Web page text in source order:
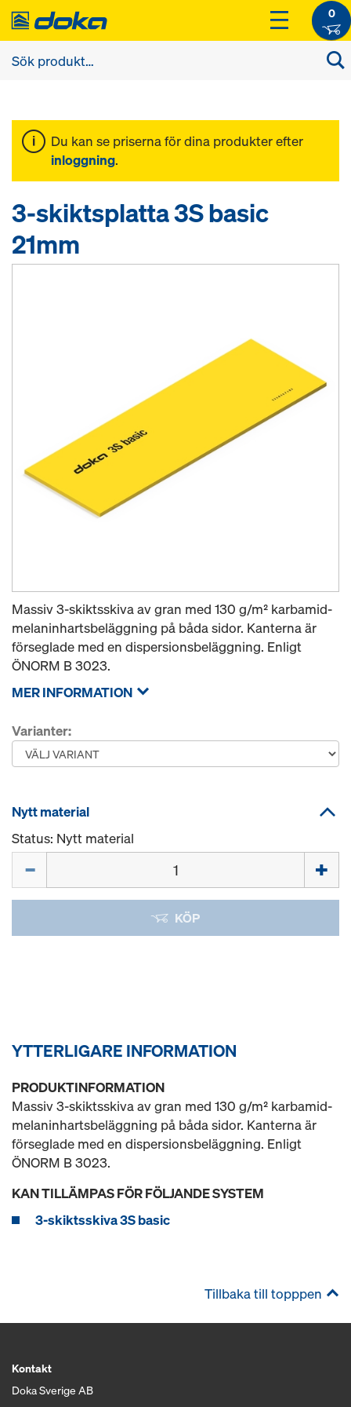
0
Du kan se priserna för dina produkter efter
inloggning.
3-skiktsplatta 3S basic
21mm
Massiv 3-skiktsskiva av gran med 130 g/m² karbamid-
melaninhartsbeläggning på båda sidor. Kanterna är
förseglade med en dispersionsbeläggning. Enligt
ÖNORM B 3023.
MER INFORMATION
Varianter:
Nytt material
Status: Nytt material
KÖP
YTTERLIGARE INFORMATION
PRODUKTINFORMATION
Massiv 3-skiktsskiva av gran med 130 g/m² karbamid-
melaninhartsbeläggning på båda sidor. Kanterna är
förseglade med en dispersionsbeläggning. Enligt
ÖNORM B 3023.
KAN TILLÄMPAS FÖR FÖLJANDE SYSTEM
3-skiktsskiva 3S basic
Tillbaka till topppen
Kontakt
Doka Sverige AB